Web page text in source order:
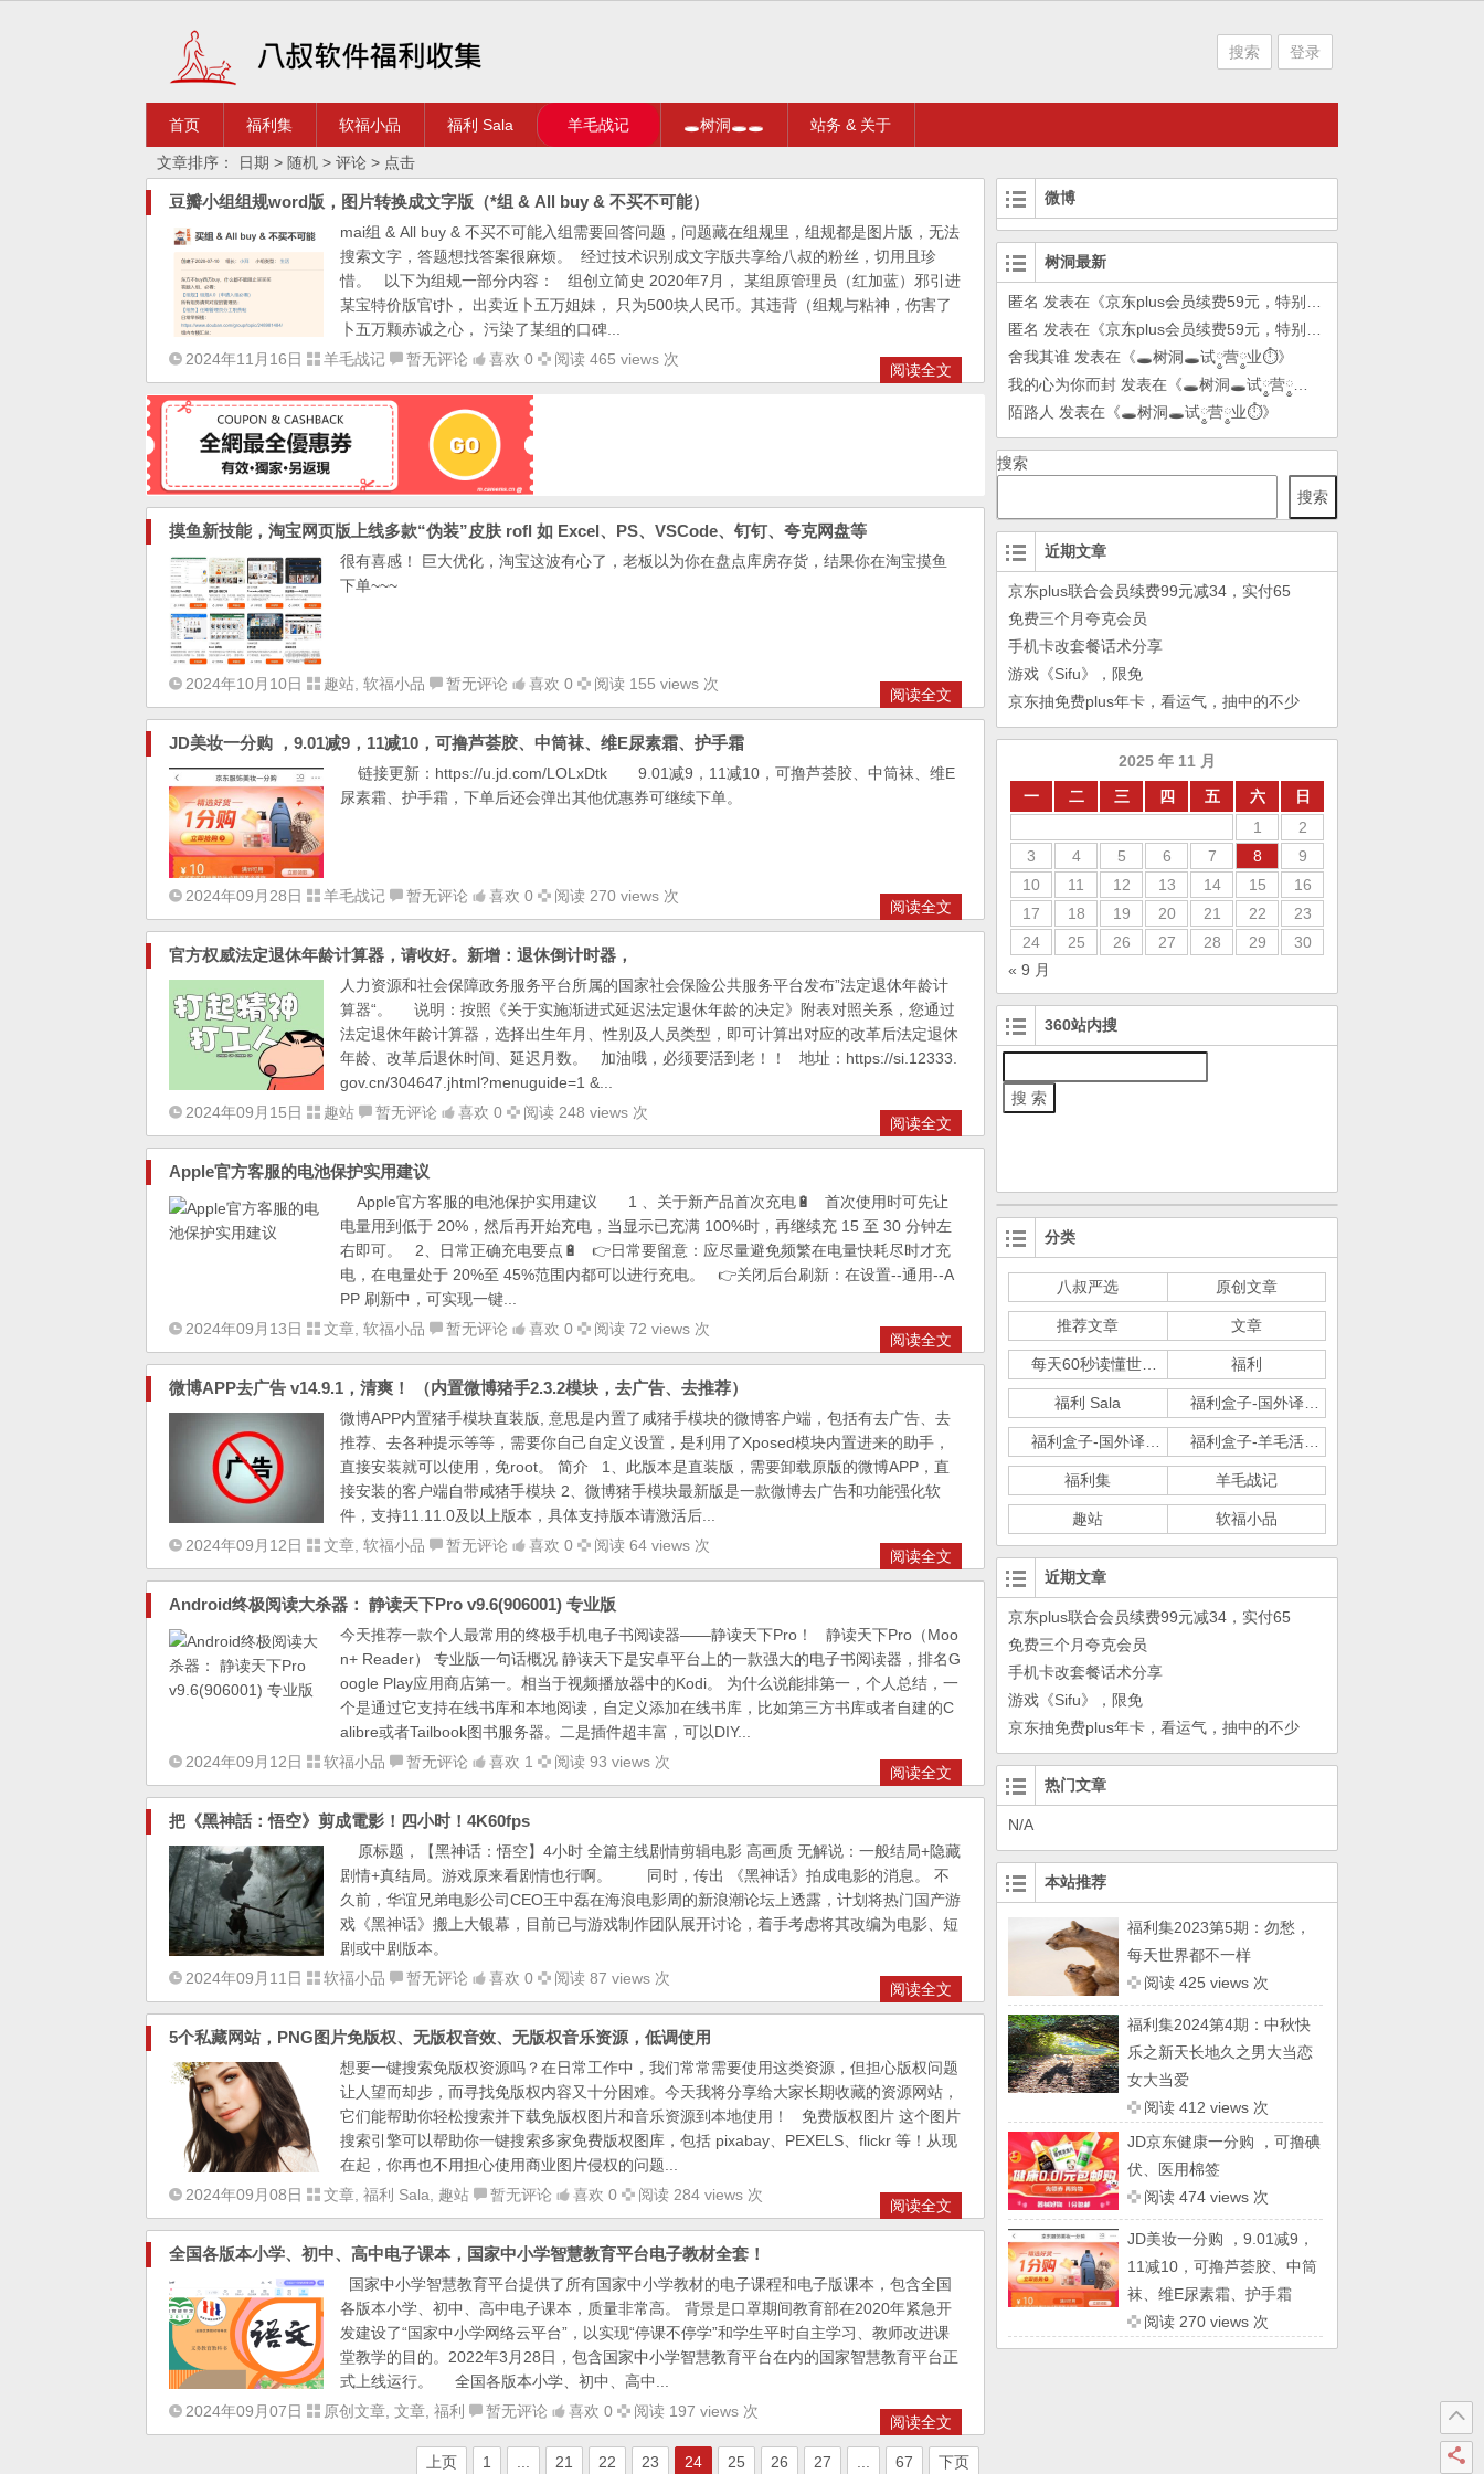
搜索 登录
首页 福利集 软福小品 福利 Sala 羊毛战记 🕳树洞🕳🕳 站务 & 关于
文章排序： 日期 > 随机 > 评论 > 点击
豆瓣小组组规word版，图片转换成文字版（*组 & All buy & 不买不可能）
mai组 & All buy & 不买不可能入组需要回答问题，问题藏在组规里，组规都是图片版，无法
搜索文字，答题想找答案很麻烦。 经过技术识别成文字版共享给八叔的粉丝，切用且珍
惜。 以下为组规一部分内容： 组创立简史 2020年7月， 某组原管理员（红加蓝）邪引进
某宝特价版官t扑， 出卖近卜五万姐妹， 只为500块人民币。其违背（组规与粘神，伤害了
卜五万颗赤诚之心， 污染了某组的口碑...
2024年11月16日
羊毛战记 暂无评论 喜欢 0 阅读 465 views 次
阅读全文
摸鱼新技能，淘宝网页版上线多款“伪装”皮肤 rofl 如 Excel、PS、VSCode、钉钉、夸克网盘等
很有喜感！ 巨大优化，淘宝这波有心了，老板以为你在盘点库房存货，结果你在淘宝摸鱼
下单~~~
2024年10月10日 趣站, 软福小品 暂无评论 喜欢 0 阅读 155 views 次
阅读全文
JD美妆一分购 ，9.01减9，11减10，可撸芦荟胶、中筒袜、维E尿素霜、护手霜
链接更新：https://u.jd.com/LOLxDtk 9.01减9，11减10，可撸芦荟胶、中筒袜、维E
尿素霜、护手霜，下单后还会弹出其他优惠券可继续下单。
2024年09月28日 羊毛战记 暂无评论 喜欢 0 阅读 270 views 次
阅读全文
官方权威法定退休年龄计算器，请收好。新增：退休倒计时器，
人力资源和社会保障政务服务平台所属的国家社会保险公共服务平台发布”法定退休年龄计
算器“。 说明：按照《关于实施渐进式延迟法定退休年龄的决定》附表对照关系，您通过
法定退休年龄计算器，选择出生年月、性别及人员类型，即可计算出对应的改革后法定退休
年龄、改革后退休时间、延迟月数。 加油哦，必须要活到老！！ 地址：https://si.12333.
gov.cn/304647.jhtml?menuguide=1 &...
2024年09月15日
趣站 暂无评论 喜欢 0 阅读 248 views 次
阅读全文
Apple官方客服的电池保护实用建议
Apple官方客服的电池保护实用建议 1 、关于新产品首次充电🔋 首次使用时可先让
电量用到低于 20%，然后再开始充电，当显示已充满 100%时，再继续充 15 至 30 分钟左
右即可。 2、日常正确充电要点🔋 👉日常要留意：应尽量避免频繁在电量快耗尽时才充
电，在电量处于 20%至 45%范围内都可以进行充电。 👉关闭后台刷新：在设置--通用--A
PP 刷新中，可实现一键...
2024年09月13日
文章, 软福小品 暂无评论 喜欢 0 阅读 72 views 次
阅读全文
微博APP去广告 v14.9.1，清爽！ （内置微博猪手2.3.2模块，去广告、去推荐）
微博APP内置猪手模块直装版, 意思是内置了咸猪手模块的微博客户端，包括有去广告、去
推荐、去各种提示等等，需要你自己自定义设置，是利用了Xposed模块内置进来的助手，
直接安装就可以使用，免root。 简介 1、此版本是直装版，需要卸载原版的微博APP，直
接安装的客户端自带咸猪手模块 2、微博猪手模块最新版是一款微博去广告和功能强化软
件，支持11.11.0及以上版本，具体支持版本请激活后...
2024年09月12日
文章, 软福小品 暂无评论 喜欢 0 阅读 64 views 次
阅读全文
Android终极阅读大杀器： 静读天下Pro v9.6(906001) 专业版
今天推荐一款个人最常用的终极手机电子书阅读器——静读天下Pro！ 静读天下Pro（Moo
n+ Reader） 专业版一句话概况 静读天下是安卓平台上的一款强大的电子书阅读器，排名G
oogle Play应用商店第一。相当于视频播放器中的Kodi。 为什么说能排第一，个人总结，一
个是通过它支持在线书库和本地阅读，自定义添加在线书库，比如第三方书库或者自建的C
alibre或者Tailbook图书服务器。二是插件超丰富，可以DIY...
2024年09月12日
软福小品 暂无评论 喜欢 1 阅读 93 views 次
阅读全文
把《黑神話：悟空》剪成電影！四小时！4K60fps
原标题，【黑神话：悟空】4小时 全篇主线剧情剪辑电影 高画质 无解说：一般结局+隐藏
剧情+真结局。游戏原来看剧情也行啊。 同时，传出 《黑神话》拍成电影的消息。 不
久前，华谊兄弟电影公司CEO王中磊在海浪电影周的新浪潮论坛上透露，计划将热门国产游
戏《黑神话》搬上大银幕，目前已与游戏制作团队展开讨论，着手考虑将其改编为电影、短
剧或中剧版本。
2024年09月11日
软福小品 暂无评论 喜欢 0 阅读 87 views 次
阅读全文
5个私藏网站，PNG图片免版权、无版权音效、无版权音乐资源，低调使用
想要一键搜索免版权资源吗？在日常工作中，我们常常需要使用这类资源，但担心版权问题
让人望而却步，而寻找免版权内容又十分困难。今天我将分享给大家长期收藏的资源网站，
它们能帮助你轻松搜索并下载免版权图片和音乐资源到本地使用！ 免费版权图片 这个图片
搜索引擎可以帮助你一键搜索多家免费版权图库，包括 pixabay、PEXELS、flickr 等！从现
在起，你再也不用担心使用商业图片侵权的问题...
2024年09月08日
文章, 福利 Sala, 趣站 暂无评论 喜欢 0 阅读 284 views 次
阅读全文
全国各版本小学、初中、高中电子课本，国家中小学智慧教育平台电子教材全套！
国家中小学智慧教育平台提供了所有国家中小学教材的电子课程和电子版课本，包含全国
各版本小学、初中、高中电子课本，质量非常高。 背景是口罩期间教育部在2020年紧急开
发建设了“国家中小学网络云平台”，以实现“停课不停学”和学生平时自主学习、教师改进课
堂教学的目的。2022年3月28日，包含国家中小学智慧教育平台在内的国家智慧教育平台正
式上线运行。 全国各版本小学、初中、高中...
2024年09月07日
原创文章, 文章, 福利 暂无评论 喜欢 0 阅读 197 views 次
阅读全文
上页 1 ... 21 22 23 24 25 26 27 ... 67 下页
微博
树洞最新
匿名 发表在《京东plus会员续费59元，特别方法
匿名 发表在《京东plus会员续费59元，特别方法
舍我其谁 发表在《🕳树洞🕳试༵营༵业⏱》
我的心为你而封 发表在《🕳树洞🕳试༵营༵业⏱
陌路人 发表在《🕳树洞🕳试༵营༵业⏱》
搜索
搜索
近期文章
京东plus联合会员续费99元减34，实付65
免费三个月夸克会员
手机卡改套餐话术分享
游戏《Sifu》，限免
京东抽免费plus年卡，看运气，抽中的不少
2025 年 11 月
一
二 三 四 五 六
日
1
2
3
4 5 6 7 8
9
10
11 12 13 14 15
16
17
18 19 20 21 22
23
24
25 26 27 28 29
30
« 9 月
360站内搜
分类
八叔严选 原创文章
推荐文章 文章
福利
福利 Sala
福利盒子-羊毛活动
福利集 羊毛战记
趣站 软福小品
近期文章
京东plus联合会员续费99元减34，实付65
免费三个月夸克会员
手机卡改套餐话术分享
游戏《Sifu》，限免
京东抽免费plus年卡，看运气，抽中的不少
热门文章
N/A
本站推荐
福利集2023第5期：勿愁，
每天世界都不一样
阅读 425 views 次
福利集2024第4期：中秋快
乐之新天长地久之男大当恋
女大当爱
阅读 412 views 次
JD京东健康一分购 ，可撸碘
伏、医用棉签
阅读 474 views 次
JD美妆一分购 ，9.01减9，
11减10，可撸芦荟胶、中筒
袜、维E尿素霜、护手霜
阅读 270 views 次